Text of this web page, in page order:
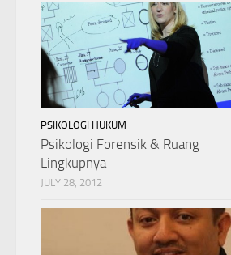
PSIKOLOGI HUKUM
Psikologi Forensik & Ruang
Lingkupnya
JULY 28, 2012